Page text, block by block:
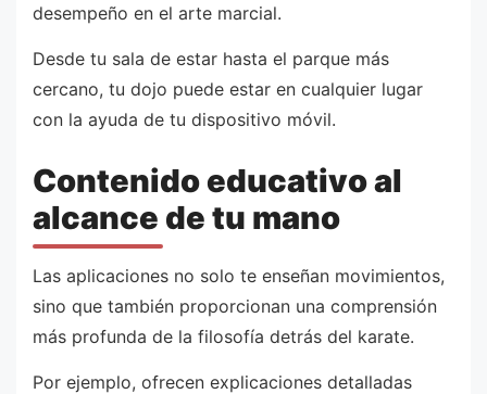
desempeño en el arte marcial.
Desde tu sala de estar hasta el parque más
cercano, tu dojo puede estar en cualquier lugar
con la ayuda de tu dispositivo móvil.
Contenido educativo al
alcance de tu mano
Las aplicaciones no solo te enseñan movimientos,
sino que también proporcionan una comprensión
más profunda de la filosofía detrás del karate.
Por ejemplo, ofrecen explicaciones detalladas